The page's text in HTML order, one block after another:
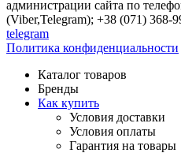
администрации сайта по
(Viber,Telegram); +38 (071) 368-
telegram
Политика конфиденциальности
Каталог товаров
Бренды
Как купить
Условия доставки
Условия оплаты
Гарантия на товары